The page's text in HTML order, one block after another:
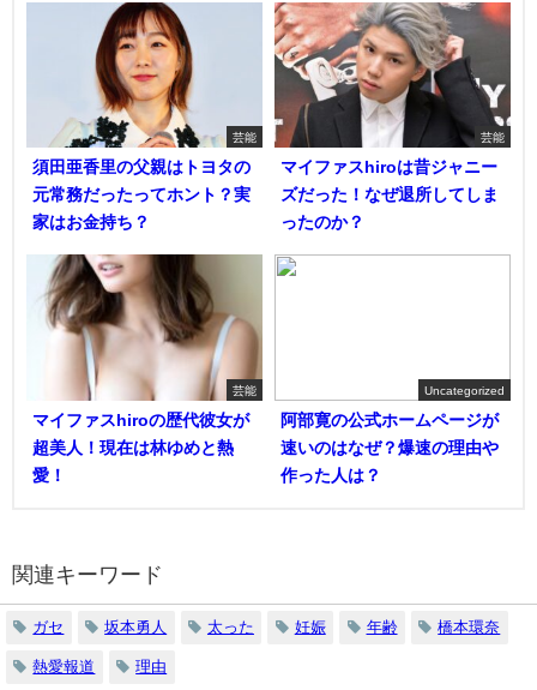
芸能
須田亜香里の父親はトヨタの
元常務だったってホント？実
家はお金持ち？
芸能
マイファスhiroは昔ジャニー
ズだった！なぜ退所してしま
ったのか？
芸能
マイファスhiroの歴代彼女が
超美人！現在は林ゆめと熱
愛！
Uncategorized
阿部寛の公式ホームページが
速いのはなぜ？爆速の理由や
作った人は？
関連キーワード
ガセ 坂本勇人 太った 妊娠 年齢 橋本環奈
熱愛報道 理由